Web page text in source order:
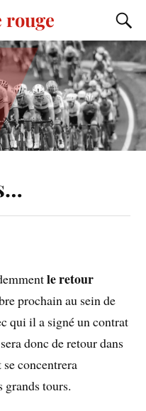
rouge
le retour
prochain au sein de
qui il a signé un contrat
donc de retour dans
concentrera
grands tours.